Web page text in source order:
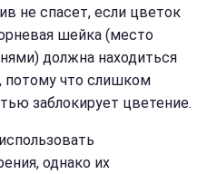
не спасет, если цветок
шейка (место
должна находиться
потому что слишком
заблокирует цветение.
однако их